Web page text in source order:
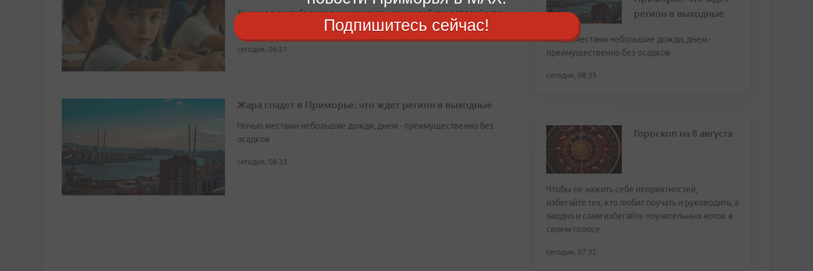
Также с 1 сентября следующего года навыки работы с ИИ войдут в
перечень метапредметных результатов
сегодня, 06:21
Жара спадет в Приморье: что ждет регион в выходные
Ночью местами небольшие дожди, днем - преимущественно без
осадков
сегодня, 08:33
регион в выходные
Ночью местами небольшие дожди, днем -
преимущественно без осадков
сегодня, 08:33
Гороскоп на 8 августа
Чтобы не нажить себе неприятностей,
избегайте тех, кто любит поучать и руководить, а
заодно и сами избегайте поучительных ноток в
своем голосе
сегодня, 07:32
Подпишитесь сейчас!